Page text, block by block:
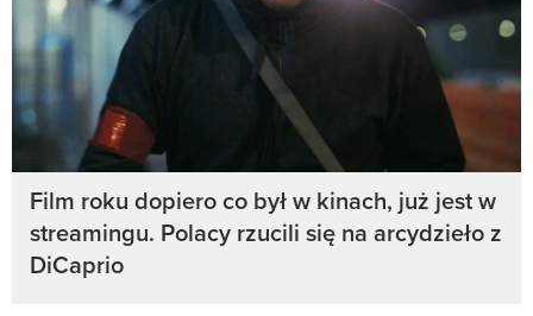
Film roku dopiero co był w kinach, już jest w
streamingu. Polacy rzucili się na arcydzieło z
DiCaprio